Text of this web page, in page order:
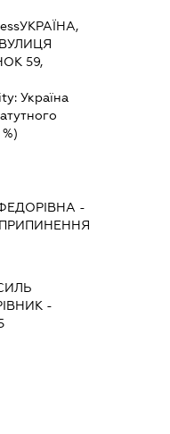
УКРАЇНА,
ВУЛИЦЯ
59,
Україна
%)
-
ПРИПИНЕННЯ
-